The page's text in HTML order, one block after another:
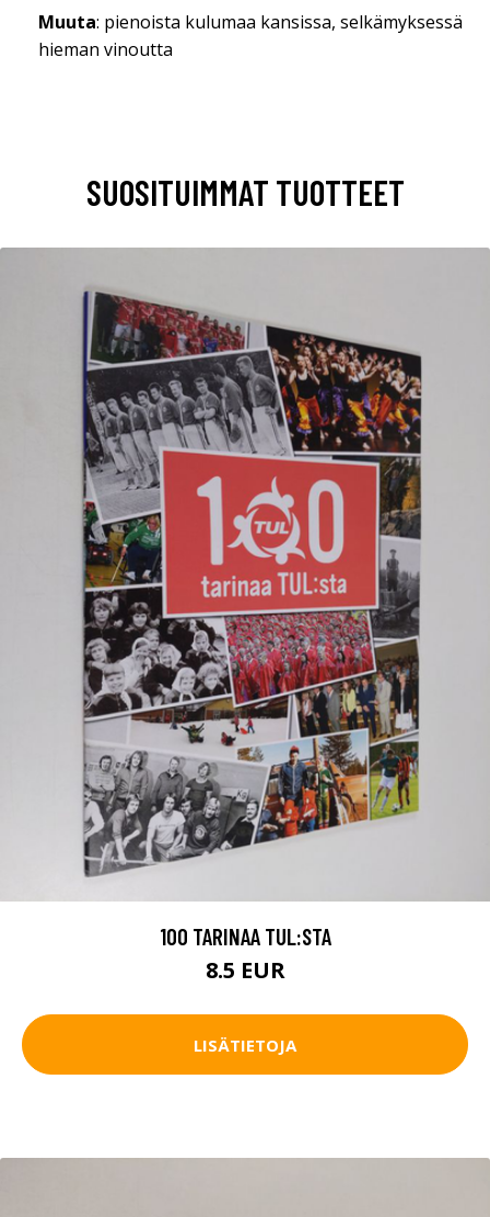
Muuta: pienoista kulumaa kansissa, selkämyksessä
hieman vinoutta
SUOSITUIMMAT TUOTTEET
100 TARINAA TUL:STA
8.5 EUR
LISÄTIETOJA